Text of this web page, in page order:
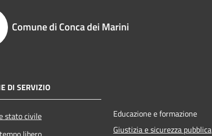
Comune di Conca dei Marini
DI SERVIZIO
stato civile
Educazione e formazione
Giustizia e sicurezza pubblica